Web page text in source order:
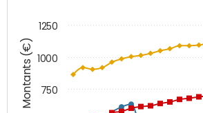
Montants (€) 750
1000
1250